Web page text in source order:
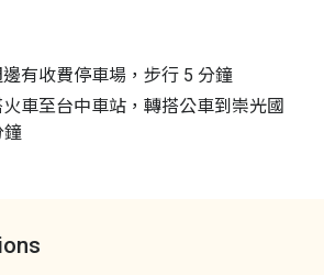
邊有收費停車場，步行 5 分鐘
火車至台中車站，轉搭公車到崇光國
鐘